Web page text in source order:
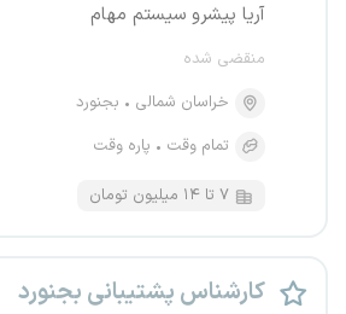
آریا پیشرو سیستم مهام
منقضی شده
خراسان شمالی
بجنورد
تمام وقت
پاره وقت
۷ تا ۱۴ میلیون تومان
کارشناس پشتیبانی بجنورد